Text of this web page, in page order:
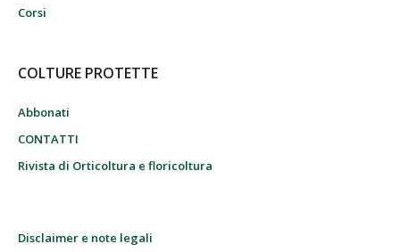
Corsi
COLTURE PROTETTE
Abbonati
CONTATTI
Rivista di Orticoltura e floricoltura
Disclaimer e note legali